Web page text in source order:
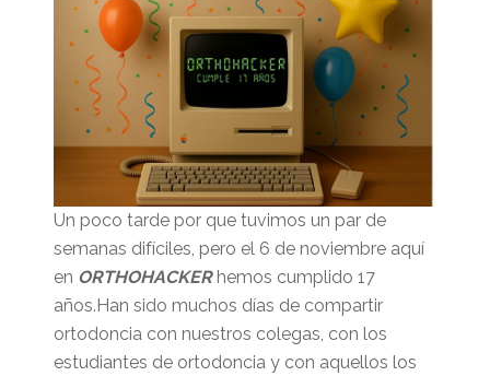
Un poco tarde por que tuvimos un par de
semanas difíciles, pero el 6 de noviembre aquí
en ORTHOHACKERhemos cumplido 17
años.Han sido muchos días de compartir
ortodoncia con nuestros colegas, con los
estudiantes de ortodoncia y con aquellos los